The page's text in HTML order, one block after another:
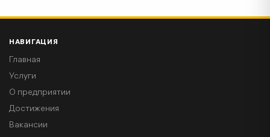
НАВИГАЦИЯ
Главная
Услуги
О предприятии
Достижения
Вакансии